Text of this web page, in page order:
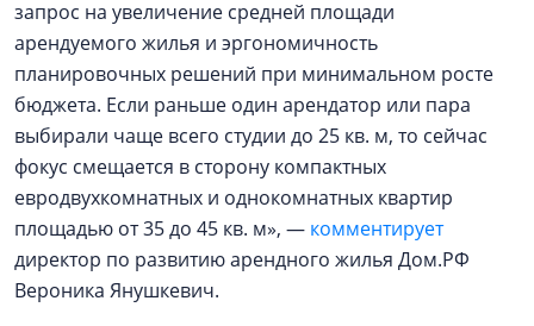
запрос на увеличение средней площади
арендуемого жилья и эргономичность
планировочных решений при минимальном росте
бюджета. Если раньше один арендатор или пара
выбирали чаще всего студии до 25 кв. м, то сейчас
фокус смещается в сторону компактных
евродвухкомнатных и однокомнатных квартир
площадью от 35 до 45 кв. м», — комментирует
директор по развитию арендного жилья Дом.РФ
Вероника Янушкевич.